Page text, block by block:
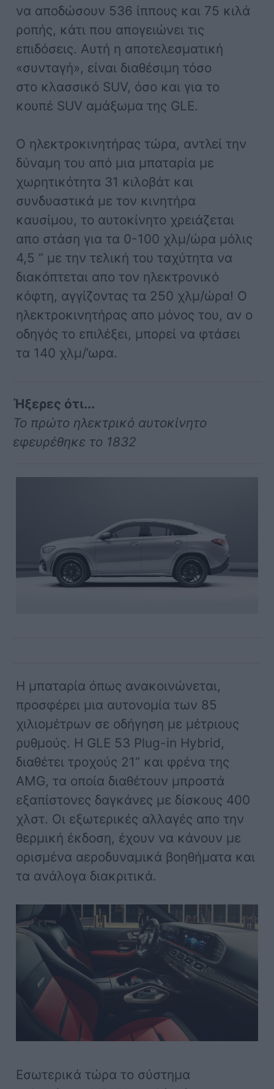
να αποδώσουν 536 ίππους και 75 κιλά
ροπής, κάτι που απογειώνει τις
επιδόσεις. Αυτή η αποτελεσματική
«συνταγή», είναι διαθέσιμη τόσο
στο κλασσικό SUV, όσο και για το
κουπέ SUV αμάξωμα της GLE.
Ο ηλεκτροκινητήρας τώρα, αντλεί την
δύναμη του από μια μπαταρία με
χωρητικότητα 31 κιλοβάτ και
συνδυαστικά με τον κινητήρα
καυσίμου, το αυτοκίνητο χρειάζεται
απο στάση για τα 0-100 χλμ/ώρα μόλις
4,5 ” με την τελική του ταχύτητα να
διακόπτεται απο τον ηλεκτρονικό
κόφτη, αγγίζοντας τα 250 χλμ/ώρα! Ο
ηλεκτροκινητήρας απο μόνος του, αν ο
οδηγός το επιλέξει, μπορεί να φτάσει
τα 140 χλμ/’ωρα.
Ήξερες ότι...
Το πρώτο ηλεκτρικό αυτοκίνητο
εφευρέθηκε το 1832
Η μπαταρία όπως ανακοινώνεται,
προσφέρει μια αυτονομία των 85
χιλιομέτρων σε οδήγηση με μέτριους
ρυθμούς. Η GLE 53 Plug-in Hybrid,
διαθέτει τροχούς 21” και φρένα της
AMG, τα οποία διαθέτουν μπροστά
εξαπίστονες δαγκάνες με δίσκους 400
χλστ. Οι εξωτερικές αλλαγές απο την
θερμική έκδοση, έχουν να κάνουν με
ορισμένα αεροδυναμικά βοηθήματα και
τα ανάλογα διακριτικά.
Εσωτερικά τώρα το σύστημα